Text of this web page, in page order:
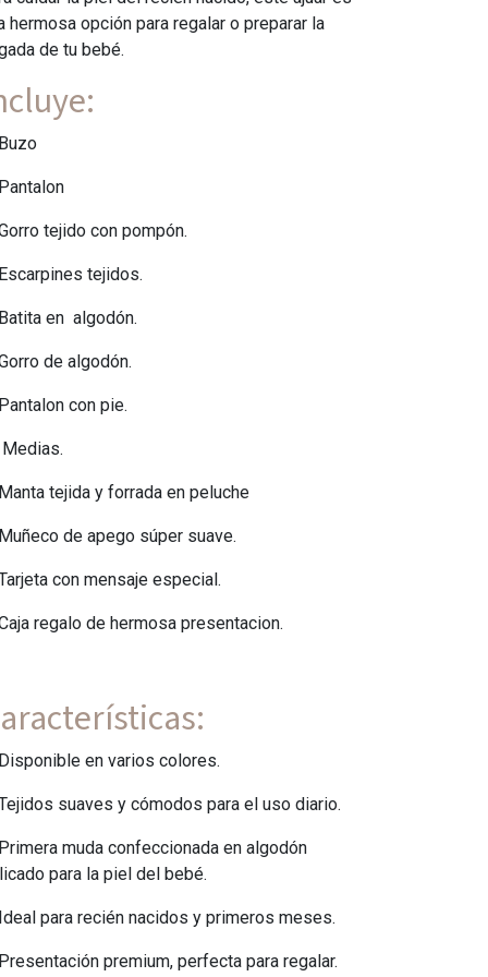
hermosa opción para regalar o preparar la
de tu bebé.
tejido con pompón.
tejidos.
en algodón.
de algodón.
con pie.
tejida y forrada en peluche
de apego súper suave.
con mensaje especial.
regalo de hermosa presentacion.
en varios colores.
suaves y cómodos para el uso diario.
muda confeccionada en algodón
para la piel del bebé.
para recién nacidos y primeros meses.
premium, perfecta para regalar.